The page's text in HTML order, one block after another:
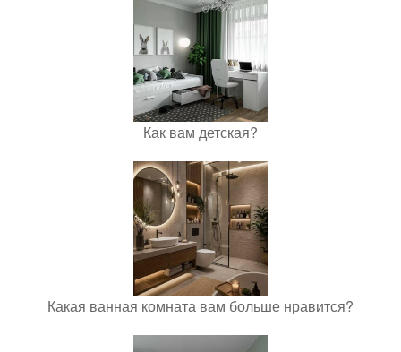
Как вам детская?
Какая ванная комната вам больше нравится?